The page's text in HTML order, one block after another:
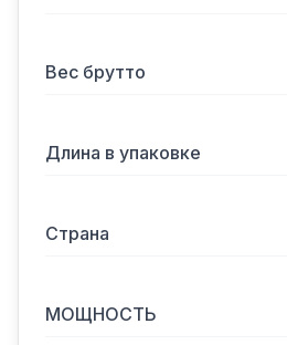
Вес брутто
Длина в упаковке
Страна
МОЩНОСТЬ